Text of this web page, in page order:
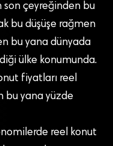
son çeyreğinden bu
bu düşüşe rağmen
bu yana dünyada
ülke konumunda.
fiyatları reel
bu yana yüzde
reel konut